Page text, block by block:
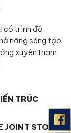
có trình độ
năng sáng tạo
xuyên tham
TRÚC
JOINT STOCK